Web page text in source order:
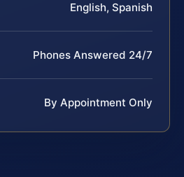
English, Spanish
Phones Answered 24/7
By Appointment Only